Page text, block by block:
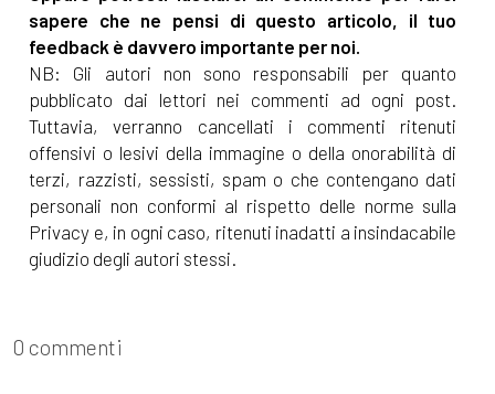
sapere che ne pensi di questo articolo, il tuo
feedback è davvero importante per noi.
NB: Gli autori non sono responsabili per quanto
pubblicato dai lettori nei commenti ad ogni post.
Tuttavia, verranno cancellati i commenti ritenuti
offensivi o lesivi della immagine o della onorabilità di
terzi, razzisti, sessisti, spam o che contengano dati
personali non conformi al rispetto delle norme sulla
Privacy e, in ogni caso, ritenuti inadatti a insindacabile
giudizio degli autori stessi.
0 commenti